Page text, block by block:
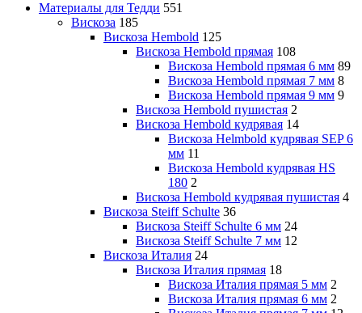
Материалы для Тедди 551
Вискоза 185
Вискоза Hembold 125
Вискоза Hembold прямая 108
Вискоза Hembold прямая 6 мм 89
Вискоза Hembold прямая 7 мм 8
Вискоза Hembold прямая 9 мм 9
Вискоза Hembold пушистая 2
Вискоза Hembold кудрявая 14
Вискоза Helmbold кудрявая SEP 6
мм 11
Вискоза Hembold кудрявая HS
180 2
Вискоза Hembold кудрявая пушистая 4
Вискоза Steiff Schulte 36
Вискоза Steiff Schulte 6 мм 24
Вискоза Steiff Schulte 7 мм 12
Вискоза Италия 24
Вискоза Италия прямая 18
Вискоза Италия прямая 5 мм 2
Вискоза Италия прямая 6 мм 2